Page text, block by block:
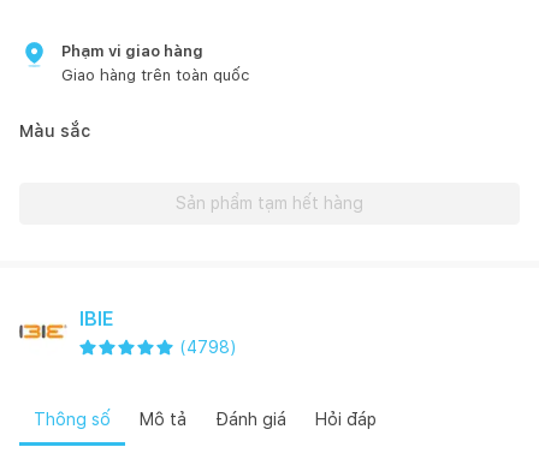
Phạm vi giao hàng
Giao hàng trên toàn quốc
Màu sắc
Sản phẩm tạm hết hàng
IBIE
(4798)
Thông số Mô tả Đánh giá Hỏi đáp